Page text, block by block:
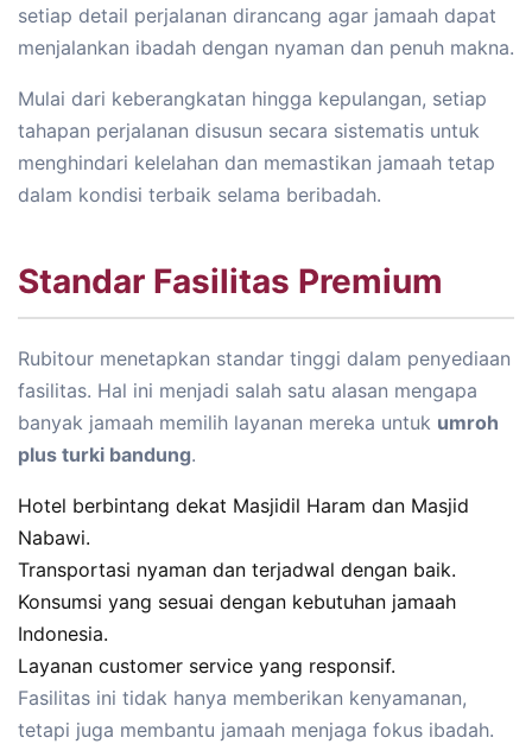
setiap detail perjalanan dirancang agar jamaah dapat
menjalankan ibadah dengan nyaman dan penuh makna.
Mulai dari keberangkatan hingga kepulangan, setiap
tahapan perjalanan disusun secara sistematis untuk
menghindari kelelahan dan memastikan jamaah tetap
dalam kondisi terbaik selama beribadah.
Standar Fasilitas Premium
Rubitour menetapkan standar tinggi dalam penyediaan
fasilitas. Hal ini menjadi salah satu alasan mengapa
banyak jamaah memilih layanan mereka untuk umroh
plus turki bandung.
Hotel berbintang dekat Masjidil Haram dan Masjid
Nabawi.
Transportasi nyaman dan terjadwal dengan baik.
Konsumsi yang sesuai dengan kebutuhan jamaah
Indonesia.
Layanan customer service yang responsif.
Fasilitas ini tidak hanya memberikan kenyamanan,
tetapi juga membantu jamaah menjaga fokus ibadah.